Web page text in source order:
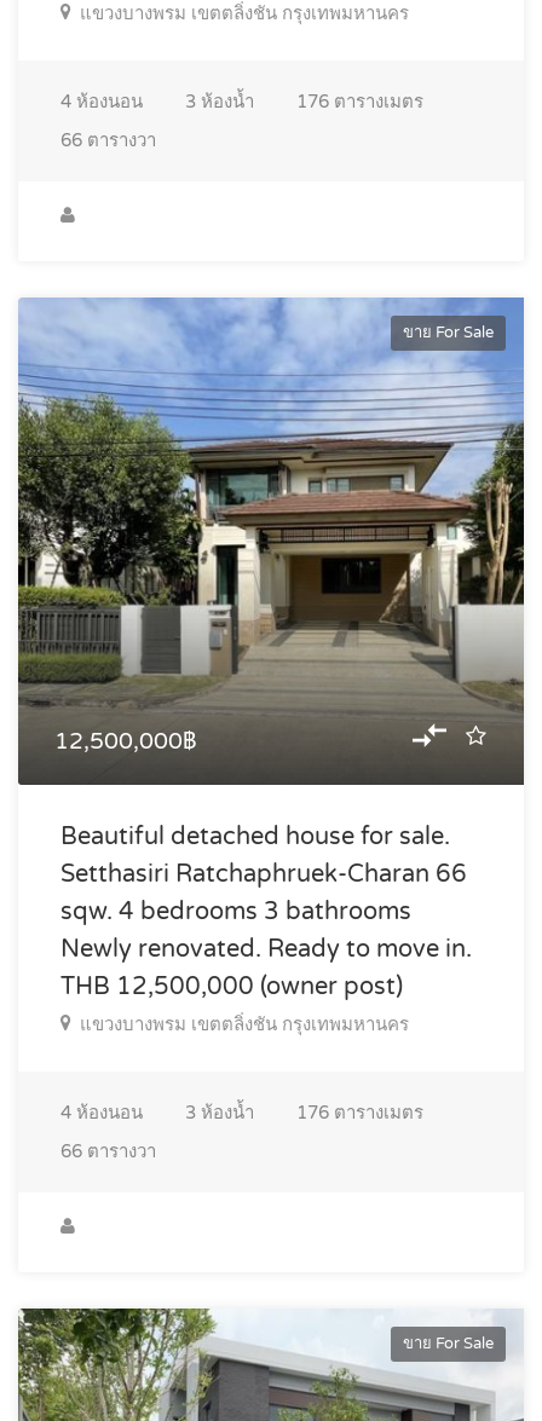
แขวงบางพรม เขตตลิ่งชัน กรุงเทพมหานคร
4 ห้องนอน 3 ห้องน้ำ 176 ตารางเมตร
66 ตารางวา
ขาย For Sale
12,500,000฿
Beautiful detached house for sale.
Setthasiri Ratchaphruek-Charan 66
sqw. 4 bedrooms 3 bathrooms
Newly renovated. Ready to move in.
THB 12,500,000 (owner post)
แขวงบางพรม เขตตลิ่งชัน กรุงเทพมหานคร
4 ห้องนอน 3 ห้องน้ำ 176 ตารางเมตร
66 ตารางวา
ขาย For Sale